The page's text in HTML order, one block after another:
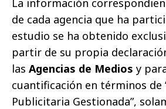
La información
de cada agencia que ha
estudio se ha obtenido
partir de su propia
las Agencias de Medios y
cuantificación en términos de
Publicitaria Gestionada”,